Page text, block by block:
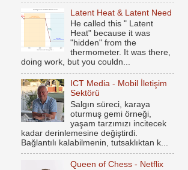
Latent Heat & Latent Need
He called this " Latent
Heat" because it was
"hidden" from the
thermometer. It was there,
doing work, but you couldn...
ICT Media - Mobil İletişim
Sektörü
Salgın süreci, karaya
oturmuş gemi örneği,
yaşam tarzımızı incitecek
kadar derinlemesine değiştirdi.
Bağlantılı kalabilmenin, tutsaklıktan k...
Queen of Chess - Netflix